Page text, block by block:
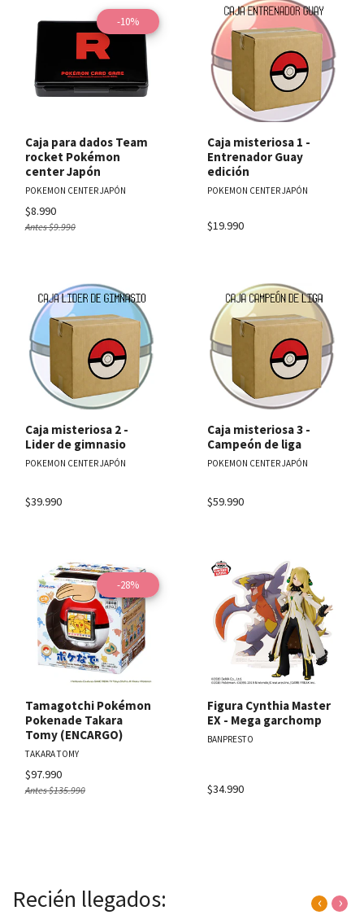
-10%
Caja para dados Team
rocket Pokémon
center Japón
POKEMON CENTER JAPÓN
$8.990
Antes$9.990
Caja misteriosa 1 -
Entrenador Guay
edición
POKEMON CENTER JAPÓN
$19.990
Caja misteriosa 2 -
Lider de gimnasio
POKEMON CENTER JAPÓN
$39.990
Caja misteriosa 3 -
Campeón de liga
POKEMON CENTER JAPÓN
$59.990
-28%
Tamagotchi Pokémon
Pokenade Takara
Tomy (ENCARGO)
TAKARA TOMY
$97.990
Antes$135.990
Figura Cynthia Master
EX - Mega garchomp
BANPRESTO
$34.990
Recién llegados: ‹ ›